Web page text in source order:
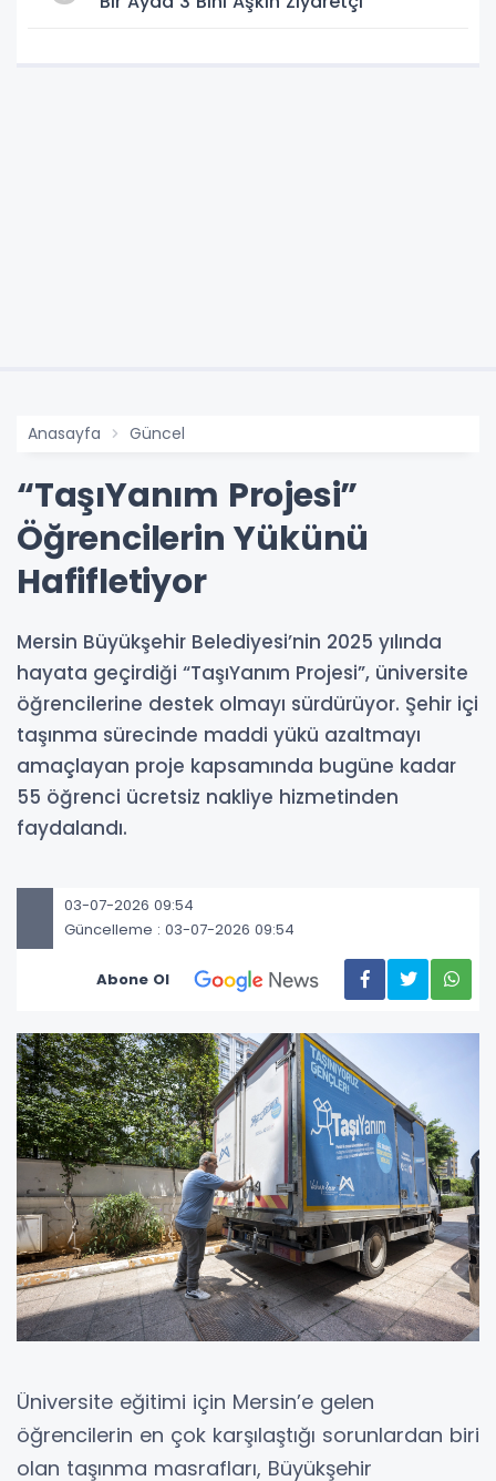
Anasayfa Güncel
“TaşıYanım Projesi”
Öğrencilerin Yükünü
Hafifletiyor
Mersin Büyükşehir Belediyesi’nin 2025 yılında
hayata geçirdiği “TaşıYanım Projesi”, üniversite
öğrencilerine destek olmayı sürdürüyor. Şehir içi
taşınma sürecinde maddi yükü azaltmayı
amaçlayan proje kapsamında bugüne kadar
55 öğrenci ücretsiz nakliye hizmetinden
faydalandı.
03-07-2026 09:54
Güncelleme : 03-07-2026 09:54
Abone Ol
Üniversite eğitimi için Mersin’e gelen
öğrencilerin en çok karşılaştığı sorunlardan biri
olan taşınma masrafları, Büyükşehir